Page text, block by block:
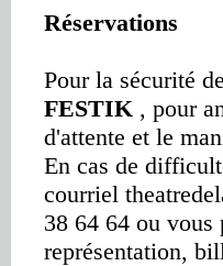
Réservations
Pour la sécurité
FESTIK , pour
d'attente et le
En cas de
courriel
38 64 64 ou vous
représentation,